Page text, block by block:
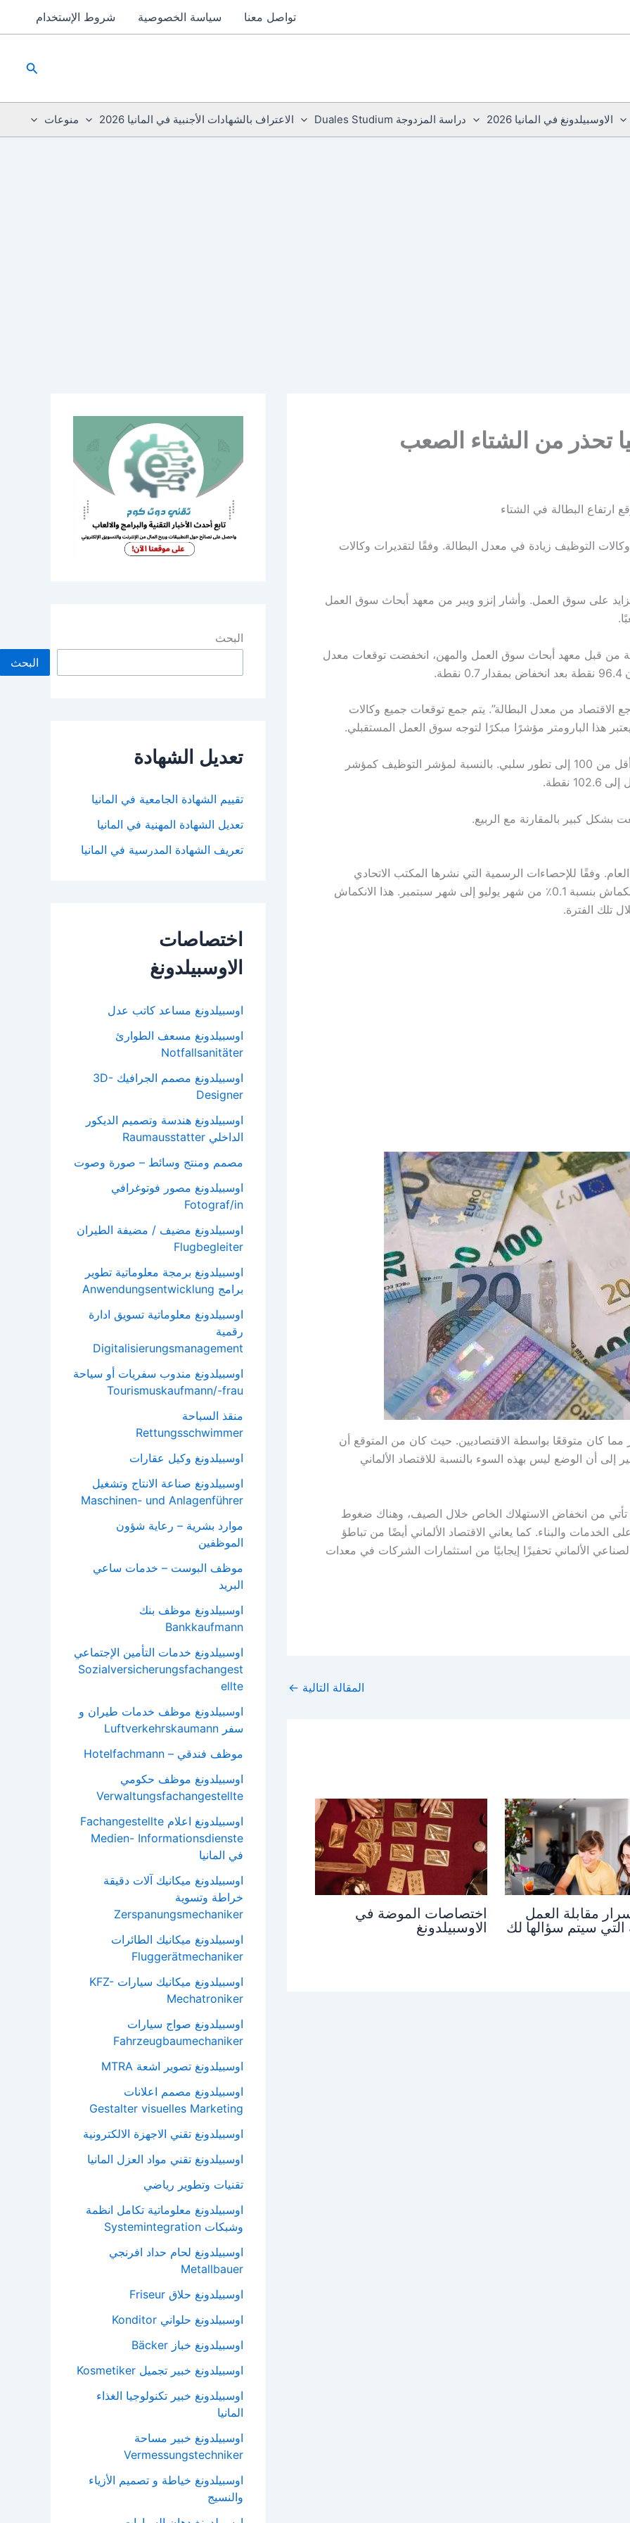
تواصل معنا سياسة الخصوصية شروط الإستخدام
البحث
الاوسبيلدونغ في المانيا 2026 دراسة المزدوجة Duales Studium الاعتراف بالشهادات الأجنبية في المانيا 2026 منوعات
تحذر من الشتاء الصعب
ارتفاع البطالة في الشتاء
التوظيف زيادة في معدل البطالة. وفقًا لتقديرات وكالات
على سوق العمل. وأشار إنزو ويبر من معهد أبحاث سوق العمل
من قبل معهد أبحاث سوق العمل والمهن، انخفضت توقعات معدل
الاقتصاد من معدل البطالة”. يتم جمع توقعات جميع وكالات
هذا البارومتر مؤشرًا مبكرًا لتوجه سوق العمل المستقبلي.
ويُعتبر القيمة 100 قيمة محايدة، بينما تشير القيمة أقل من 100 إلى تطور سلبي. بالنسبة لمؤشر التوظيف كمؤشر
بشكل كبير بالمقارنة مع الربيع.
وفقًا للإحصاءات الرسمية التي نشرها المكتب الاتحادي
للإحصاء في ألمانيا، قام الناتج المحلي الإجمالي بالانكماش بنسبة 0.1٪ من شهر يوليو إلى شهر سبتمبر. هذا الانكماش
تلك الفترة.
مما كان متوقعًا بواسطة الاقتصاديين. حيث كان من المتوقع أن
ولكنه كان فقط 0.1٪. هذا يشير إلى أن الوضع ليس بهذه السوء بالنسبة للاقتصاد الألماني
تأتي من انخفاض الاستهلاك الخاص خلال الصيف، وهناك ضغوط
الخدمات والبناء. كما يعاني الاقتصاد الألماني أيضًا من تباطؤ
الألماني تحفيزًا إيجابيًا من استثمارات الشركات في معدات
المقالة التالية ←
مقابلة العمل
التي سيتم سؤالها لك
اختصاصات الموضة في
الاوسبيلدونغ
البحث
البحث
تعديل الشهادة
تقييم الشهادة الجامعية في المانيا
تعديل الشهادة المهنية في المانيا
تعريف الشهادة المدرسية في المانيا
اختصاصات
الاوسبيلدونغ
اوسبيلدونغ مساعد كاتب عدل
اوسبيلدونغ مسعف الطوارئ
Notfallsanitäter
اوسبيلدونغ مصمم الجرافيك 3D-
Designer
اوسبيلدونغ هندسة وتصميم الديكور
الداخلي Raumausstatter
مصمم ومنتج وسائط – صورة وصوت
اوسبيلدونغ مصور فوتوغرافي
Fotograf/in
اوسبيلدونغ مضيف / مضيفة الطيران
Flugbegleiter
اوسبيلدونغ برمجة معلوماتية تطوير
برامج Anwendungsentwicklung
اوسبيلدونغ معلوماتية تسويق ادارة
رقمية
Digitalisierungsmanagement
اوسبيلدونغ مندوب سفريات أو سياحة
Tourismuskaufmann/-frau
منقذ السباحة
Rettungsschwimmer
اوسبيلدونغ وكيل عقارات
اوسبيلدونغ صناعة الانتاج وتشغيل
Maschinen- und Anlagenführer
موارد بشرية – رعاية شؤون
الموظفين
موظف البوست – خدمات ساعي
البريد
اوسبيلدونغ موظف بنك
Bankkaufmann
اوسبيلدونغ خدمات التأمين الإجتماعي
Sozialversicherungsfachangest
ellte
اوسبيلدونغ موظف خدمات طيران و
سفر Luftverkehrskaumann
موظف فندقي – Hotelfachmann
اوسبيلدونغ موظف حكومي
Verwaltungsfachangestellte
اوسبيلدونغ اعلام Fachangestellte
Medien- Informationsdienste
في المانيا
اوسبيلدونغ ميكانيك آلات دقيقة
خراطة وتسوية
Zerspanungsmechaniker
اوسبيلدونغ ميكانيك الطائرات
Fluggerätmechaniker
اوسبيلدونغ ميكانيك سيارات KFZ-
Mechatroniker
اوسبيلدونغ صواج سيارات
Fahrzeugbaumechaniker
اوسبيلدونغ تصوير اشعة MTRA
اوسبيلدونغ مصمم اعلانات
Gestalter visuelles Marketing
اوسبيلدونغ تقني الاجهزة الالكترونية
اوسبيلدونغ تقني مواد العزل المانيا
تقنيات وتطوير رياضي
اوسبيلدونغ معلوماتية تكامل انظمة
وشبكات Systemintegration
اوسبيلدونغ لحام حداد افرنجي
Metallbauer
اوسبيلدونغ حلاق Friseur
اوسبيلدونغ حلواني Konditor
اوسبيلدونغ خباز Bäcker
اوسبيلدونغ خبير تجميل Kosmetiker
اوسبيلدونغ خبير تكنولوجيا الغذاء
المانيا
اوسبيلدونغ خبير مساحة
Vermessungstechniker
اوسبيلدونغ خياطة و تصميم الأزياء
والنسيج